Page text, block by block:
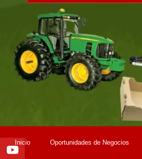
Inicio Oportunidades de Negocios
Youtube
Facebook
Twitter
Linkedin
Instagram